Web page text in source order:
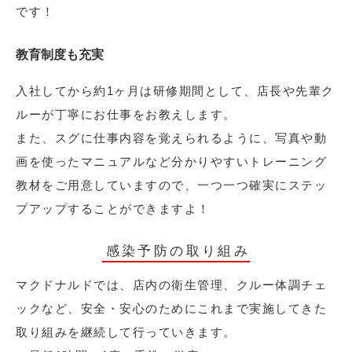
です！
教育制度も充実
入社してから約1ヶ月は研修期間として、店長や先輩ク
ルーが丁寧にお仕事をお教えします。
また、スグに仕事内容を覚えられるように、写真や動
画を使ったマニュアルなど分かりやすいトレーニング
教材をご用意していますので、一つ一つ確実にステッ
プアップすることができますよ！
感染予防の取り組み
マクドナルドでは、店内の衛生管理、クルー体調チェ
ックなど、安全・安心のためにこれまで実施してきた
取り組みを継続して行っていきます。